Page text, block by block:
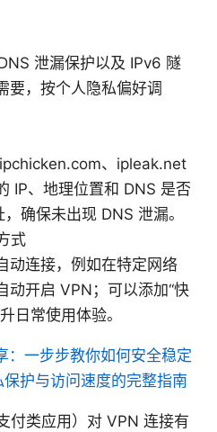
泄漏保护以及 IPv6 隧
要，按个人隐私偏好调
、ipleak.net
IP、地理位置和 DNS 是否
确保未出现 DNS 泄漏。
式
动连接，例如在特定网络
动开启 VPN；可以添加“快
日常使用体验。
：一步步教你如何安全稳定
护与访问速度的完整指南
付类应用）对 VPN 连接有